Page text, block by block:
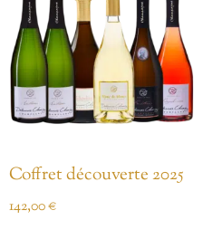
Coffret découverte 2025
142,00€